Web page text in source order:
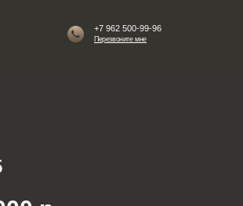
+7 962 500-99-96
Перезвоните мне